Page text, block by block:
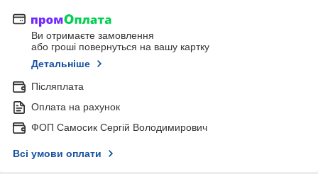
Ви отримаєте замовлення
або гроші повернуться на вашу картку
Детальніше
Післяплата
Оплата на рахунок
ФОП Самосик Сергій Володимирович
Всі умови оплати